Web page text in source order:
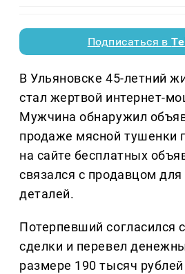
Подписаться в
В Ульяновске 45-летний
стал жертвой интернет-
Мужчина обнаружил
продаже мясной тушенки
на сайте бесплатных
связался с продавцом для
деталей.
Потерпевший согласился
сделки и перевел
размере 190 тысяч